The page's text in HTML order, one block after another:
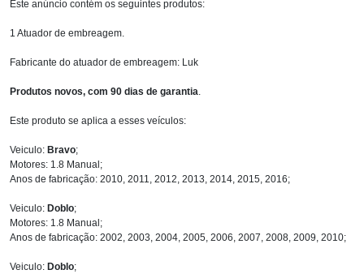
Este anúncio contém os seguintes produtos:
1 Atuador de embreagem.
Fabricante do atuador de embreagem: Luk
Produtos novos, com 90 dias de garantia
Este produto se aplica a esses veículos:
Veiculo: Bravo;
Motores: 1.8 Manual;
Anos de fabricação: 2010, 2011, 2012, 2013, 2014, 2015, 2016;
Veiculo: Doblo;
Motores: 1.8 Manual;
Anos de fabricação: 2002, 2003, 2004, 2005, 2006, 2007, 2008, 2009, 2010;
Veiculo: Doblo;